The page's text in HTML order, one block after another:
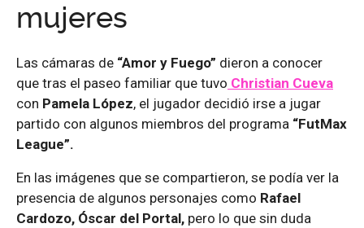
mujeres
Las cámaras de “Amor y Fuego” dieron a conocer
que tras el paseo familiar que tuvo Christian Cueva
con Pamela López, el jugador decidió irse a jugar
partido con algunos miembros del programa “FutMax
League”.
En las imágenes que se compartieron, se podía ver la
presencia de algunos personajes como Rafael
Cardozo, Óscar del Portal, pero lo que sin duda